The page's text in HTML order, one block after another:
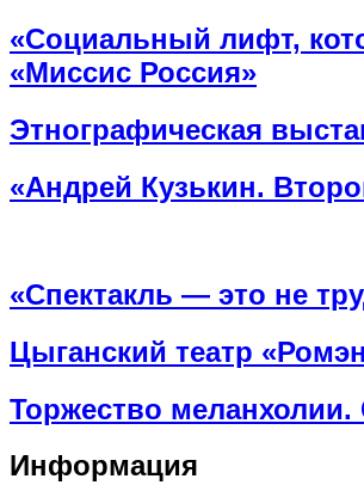
«Социальный лифт,
«Миссис Россия»
Этнографическая
«Андрей Кузькин.
«Спектакль — это не
Цыганский театр
Торжество
Информация